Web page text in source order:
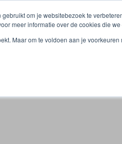
om je websitebezoek te
meer informatie over de cookies die
Maar om te voldoen aan jeOver Melania